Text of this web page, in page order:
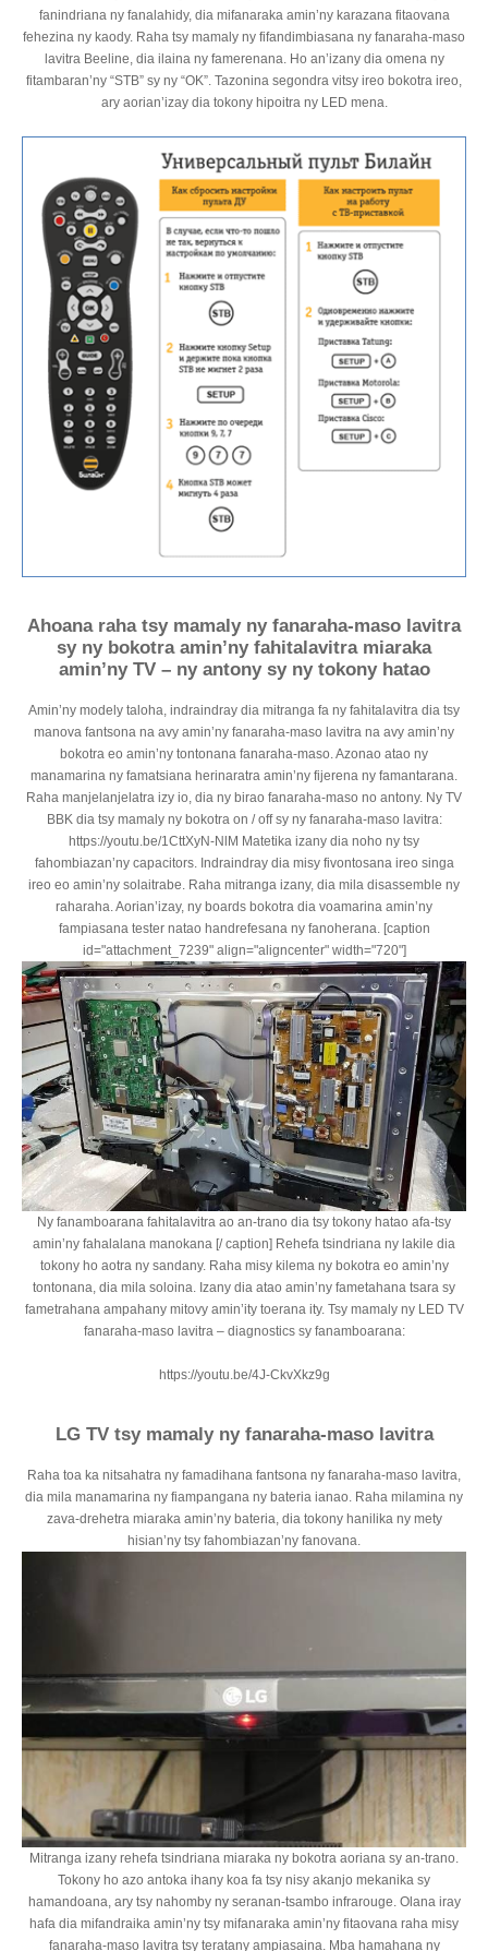
fanindriana ny fanalahidy, dia mifanaraka amin’ny karazana fitaovana
fehezina ny kaody. Raha tsy mamaly ny fifandimbiasana ny fanaraha-maso
lavitra Beeline, dia ilaina ny famerenana. Ho an’izany dia omena ny
fitambaran’ny “STB” sy ny “OK”. Tazonina segondra vitsy ireo bokotra ireo,
ary aorian’izay dia tokony hipoitra ny LED mena.
Ahoana raha tsy mamaly ny fanaraha-maso lavitra
sy ny bokotra amin’ny fahitalavitra miaraka
amin’ny TV – ny antony sy ny tokony hatao
Amin’ny modely taloha, indraindray dia mitranga fa ny fahitalavitra dia tsy
manova fantsona na avy amin’ny fanaraha-maso lavitra na avy amin’ny
bokotra eo amin’ny tontonana fanaraha-maso. Azonao atao ny
manamarina ny famatsiana herinaratra amin’ny fijerena ny famantarana.
Raha manjelanjelatra izy io, dia ny birao fanaraha-maso no antony. Ny TV
BBK dia tsy mamaly ny bokotra on / off sy ny fanaraha-maso lavitra:
https://youtu.be/1CttXyN-NlM Matetika izany dia noho ny tsy
fahombiazan’ny capacitors. Indraindray dia misy fivontosana ireo singa
ireo eo amin’ny solaitrabe. Raha mitranga izany, dia mila disassemble ny
raharaha. Aorian’izay, ny boards bokotra dia voamarina amin’ny
fampiasana tester natao handrefesana ny fanoherana. [caption
id="attachment_7239" align="aligncenter" width="720"]
Ny fanamboarana fahitalavitra ao an-trano dia tsy tokony hatao afa-tsy
amin’ny fahalalana manokana [/ caption] Rehefa tsindriana ny lakile dia
tokony ho aotra ny sandany. Raha misy kilema ny bokotra eo amin’ny
tontonana, dia mila soloina. Izany dia atao amin’ny fametahana tsara sy
fametrahana ampahany mitovy amin’ity toerana ity. Tsy mamaly ny LED TV
fanaraha-maso lavitra – diagnostics sy fanamboarana:
https://youtu.be/4J-CkvXkz9g
LG TV tsy mamaly ny fanaraha-maso lavitra
Raha toa ka nitsahatra ny famadihana fantsona ny fanaraha-maso lavitra,
dia mila manamarina ny fiampangana ny bateria ianao. Raha milamina ny
zava-drehetra miaraka amin’ny bateria, dia tokony hanilika ny mety
hisian’ny tsy fahombiazan’ny fanovana.
Mitranga izany rehefa tsindriana miaraka ny bokotra aoriana sy an-trano.
Tokony ho azo antoka ihany koa fa tsy nisy akanjo mekanika sy
hamandoana, ary tsy nahomby ny seranan-tsambo infrarouge. Olana iray
hafa dia mifandraika amin’ny tsy mifanaraka amin’ny fitaovana raha misy
fanaraha-maso lavitra tsy teratany ampiasaina. Mba hamahana ny